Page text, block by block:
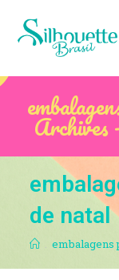
de natal
. embalagens